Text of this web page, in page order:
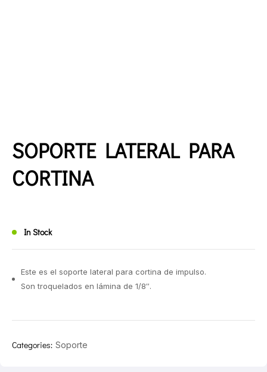
SOPORTE LATERAL PARA
CORTINA
In Stock
Este es el soporte lateral para cortina de impulso.
Son troquelados en lámina de 1/8″.
Categories: Soporte